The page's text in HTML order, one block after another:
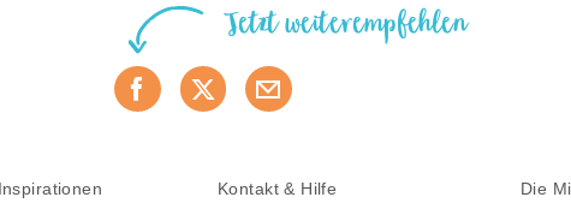
Jetzt weiterempfehlen
Kontakt & Hilfe Die